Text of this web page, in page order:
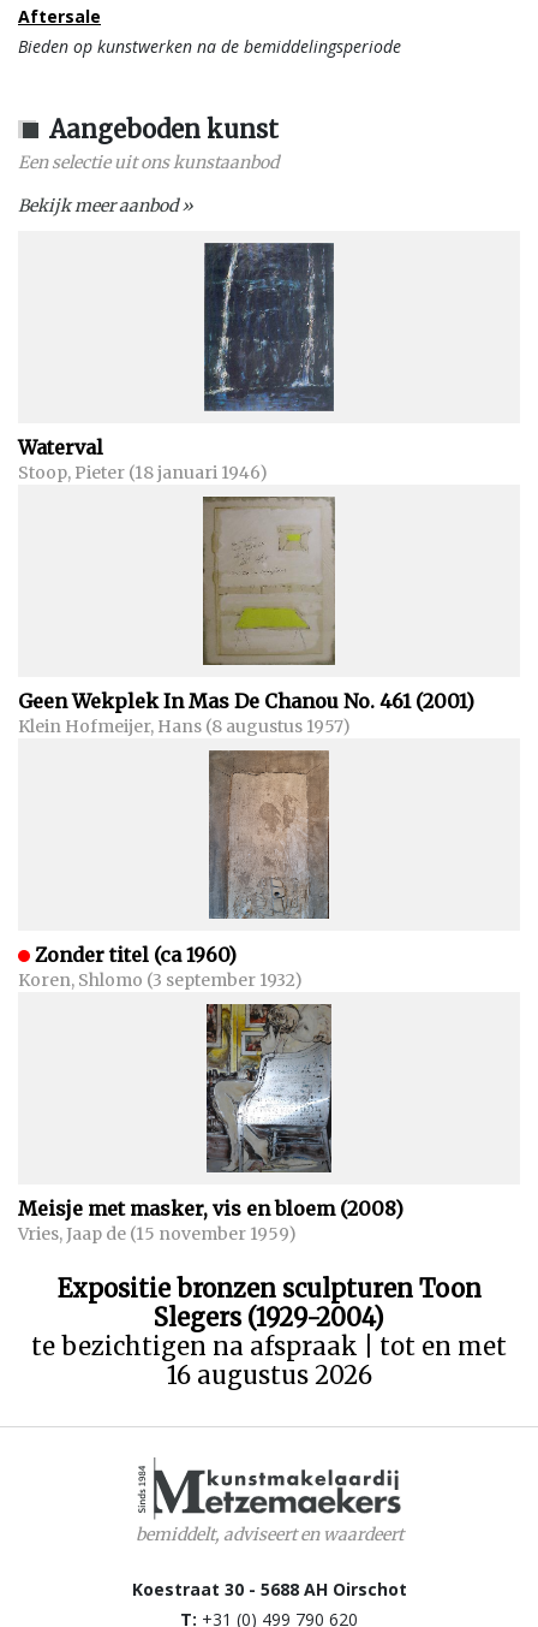
Aftersale
Bieden op kunstwerken na de bemiddelingsperiode
Aangeboden kunst
Een selectie uit ons kunstaanbod
Bekijk meer aanbod »
Waterval
Stoop, Pieter (18 januari 1946)
Geen Wekplek In Mas De Chanou No. 461 (2001)
Klein Hofmeijer, Hans (8 augustus 1957)
Zonder titel (ca 1960)
Koren, Shlomo (3 september 1932)
Meisje met masker, vis en bloem (2008)
Vries, Jaap de (15 november 1959)
Expositie bronzen sculpturen Toon
Slegers (1929-2004)
te bezichtigen na afspraak | tot en met
16 augustus 2026
bemiddelt, adviseert en waardeert
Koestraat 30 - 5688 AH Oirschot
T: +31 (0) 499 790 620